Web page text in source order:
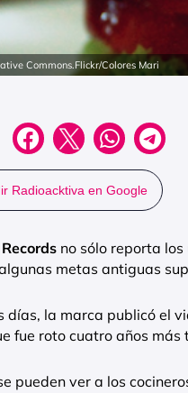
Commons.Flickr/Colores Mari
Radioacktiva en Google
no sólo reporta
metas antiguas
días, la marca publicó el
fue roto cuatro años más
pueden ver a los